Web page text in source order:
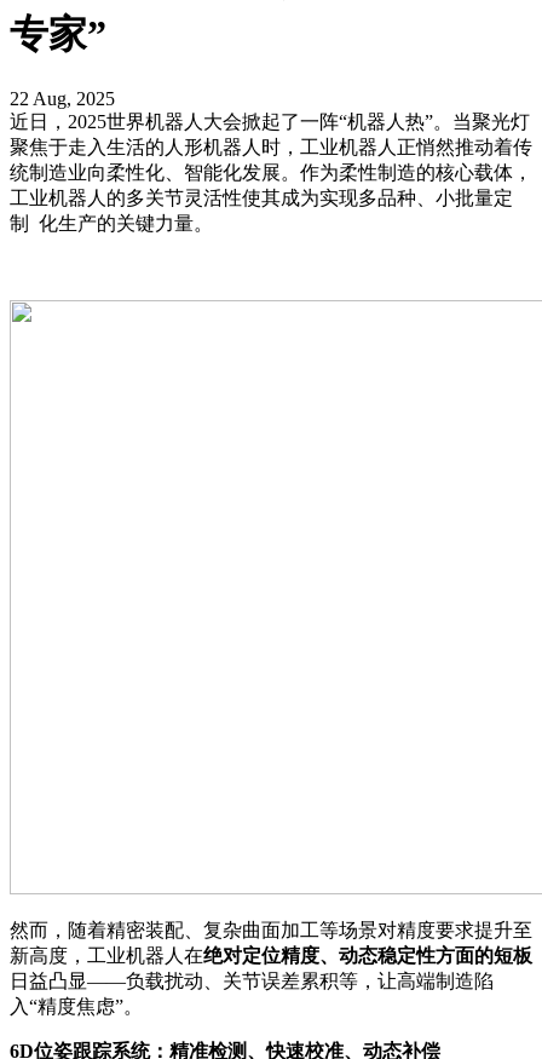
专家”
22 Aug, 2025
近日，2025世界机器人大会掀起了一阵“机器人热”。当聚光灯
聚焦于走入生活的人形机器人时，工业机器人正悄然推动着传
统制造业向柔性化、智能化发展。作为柔性制造的核心载体，
工业机器人的多关节灵活性使其成为实现多品种、小批量定
制 化生产的关键力量。
然而，随着精密装配、复杂曲面加工等场景对精度要求提升至
新高度，工业机器人在绝对定位精度、动态稳定性方面的短板
日益凸显——负载扰动、关节误差累积等，让高端制造陷
入“精度焦虑”。
6D位姿跟踪系统：精准检测、快速校准、动态补偿